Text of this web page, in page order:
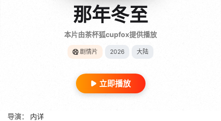
那年冬至
本片由茶杯狐cupfox提供播放
剧情片 2026 大陆
立即播放
导演：
内详